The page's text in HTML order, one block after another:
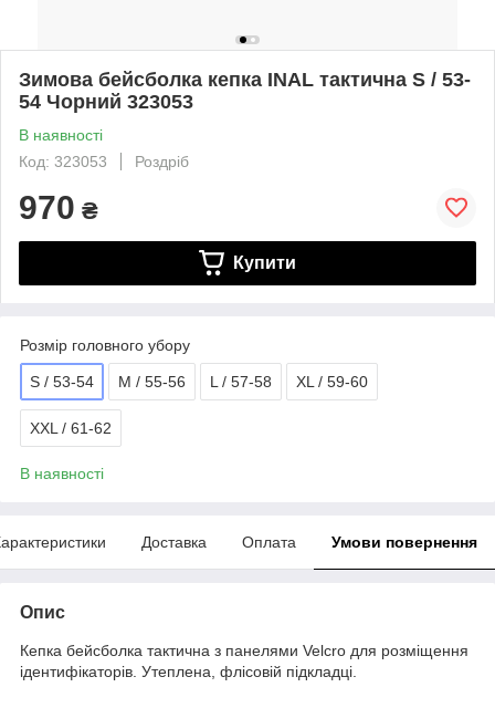
Зимова бейсболка кепка INAL тактична S / 53-
54 Чорний 323053
В наявності
Код: 323053
Роздріб
970 ₴
Купити
Розмір головного убору
S / 53-54 M / 55-56 L / 57-58 XL / 59-60
XXL / 61-62
В наявності
Доставка Оплата Умови повернення
Опис
Кепка бейсболка тактична з панелями Velcro для розміщення
ідентифікаторів. Утеплена, флісовій підкладці.